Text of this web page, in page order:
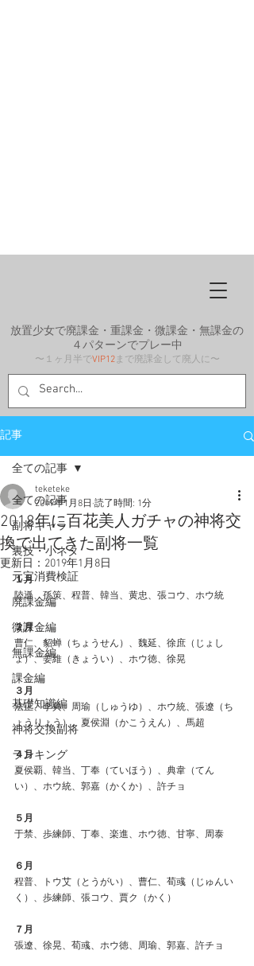
放置少女で廃課金・重課金・微課金・無課金の
４パターンでプレー中
〜１ヶ月半でVIP12まで廃課金して廃人に〜
記事
全ての記事
副将キャラ
裏技・小ネタ
元宝消費検証
廃課金編
微課金編
無課金編
課金編
基礎知識編
神将交換副将
ランキング
全ての記事
2018年に百花美人ガチャの神将交
換で出てきた副将一覧
teketeke
2019年1月8日 読了時間: 1分
更新日： 2019年1月8日
１月
陸遜、孫策、程普、韓当、黄忠、張コウ、ホウ統
２月
曹仁、貂蝉（ちょうせん）、魏延、徐庶（じょし
ょ）、姜維（きょうい）、ホウ徳、徐晃
３月
法正、李典、周瑜（しゅうゆ）、ホウ統、張遼（ち
ょうりょう）、夏侯淵（かこうえん）、馬超
４月
夏侯覇、韓当、丁奉（ていほう）、典韋（てん
い）、ホウ統、郭嘉（かくか）、許チョ
５月
于禁、歩練師、丁奉、楽進、ホウ徳、甘寧、周泰
６月
程普、トウ艾（とうがい）、曹仁、荀彧（じゅんい
く）、歩練師、張コウ、賈ク（かく）
７月
張遼、徐晃、荀彧、ホウ徳、周瑜、郭嘉、許チョ